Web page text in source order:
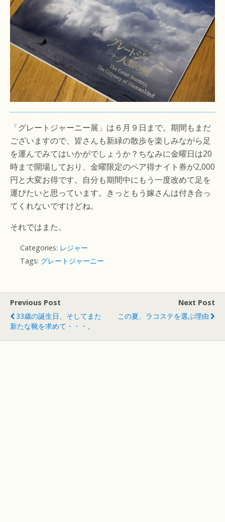
「グレートジャーニー展」は６月９日まで。期間もまだ
ございますので、皆さんも新緑の散歩を楽しみながら足
を運んでみてはいかがでしょうか？ちなみに金曜日は20
時まで開場しており、金曜限定のペア得ナイト券が2,000
円と大変お得です。自分も期間中にもう一度改めて足を
運びたいと思っています。きっともう嫁さんは付き合っ
てくれないですけどね。
それではまた。
Categories: レジャー
Tags: グレートジャーニー
Previous Post
33歳の誕生日、そしてまた
新たな靴を求めて・・・。
Next Post
この夏、ラコステを選ぶ理由